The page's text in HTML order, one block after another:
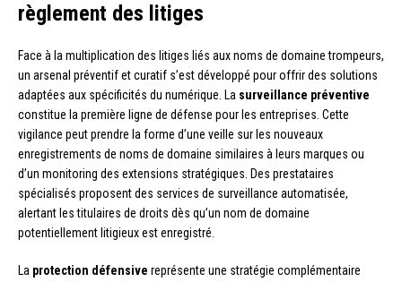
règlement des litiges
Face à la multiplication des litiges liés aux noms de domaine trompeurs,
un arsenal préventif et curatif s’est développé pour offrir des solutions
adaptées aux spécificités du numérique. La surveillance préventive
constitue la première ligne de défense pour les entreprises. Cette
vigilance peut prendre la forme d’une veille sur les nouveaux
enregistrements de noms de domaine similaires à leurs marques ou
d’un monitoring des extensions stratégiques. Des prestataires
spécialisés proposent des services de surveillance automatisée,
alertant les titulaires de droits dès qu’un nom de domaine
potentiellement litigieux est enregistré.
La protection défensive représente une stratégie complémentaire